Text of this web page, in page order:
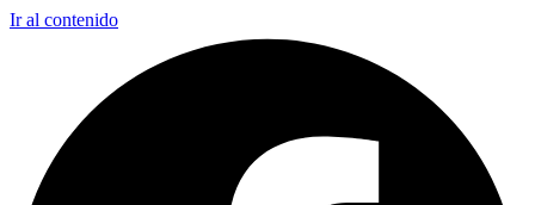
Ir al contenido